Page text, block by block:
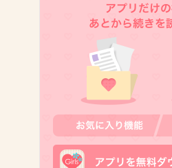
2014/01/29(水) 13:50:45
やっぱジブリ版のがいい
出典：www.officiallyjd.com